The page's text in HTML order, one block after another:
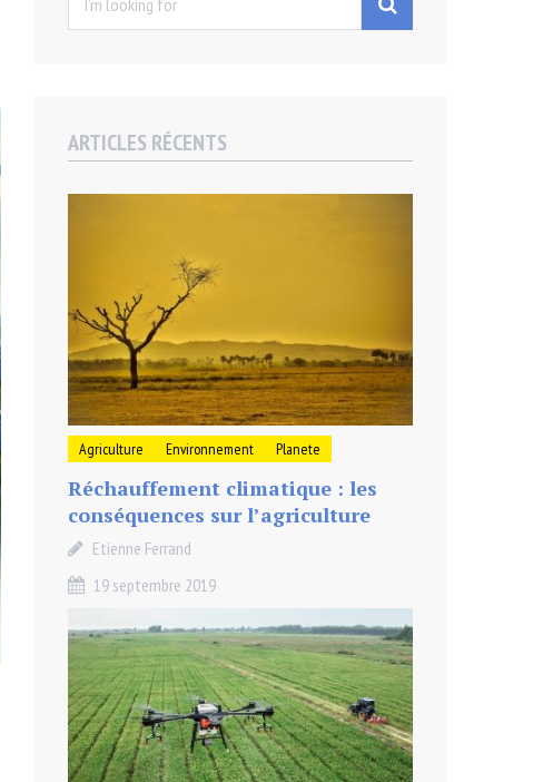
ARTICLES RÉCENTS
Agriculture Environnement Planete
Réchauffement climatique : les
conséquences sur l’agriculture
Etienne Ferrand
19 septembre 2019